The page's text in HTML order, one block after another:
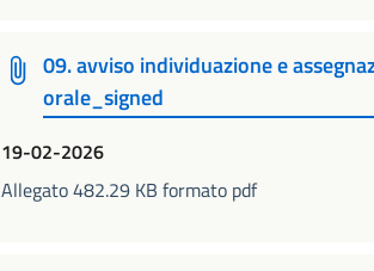
09. avviso individuazione e
orale_signed
19-02-2026
Allegato 482.29 KB formato pdf